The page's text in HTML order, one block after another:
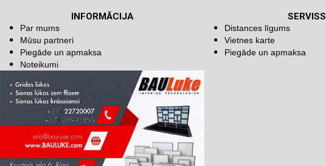
INFORMĀCIJA
Par mums
Mūsu partneri
Piegāde un apmaksa
Noteikumi
SERVISS
Distances līgums
Vietnes karte
Piegāde un apmaksa